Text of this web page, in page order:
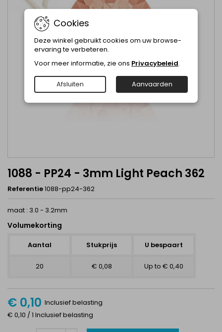
1088 - PP24 - 3mm Light Peach 362
Referentie1088-pp24-362
maat : 3.0 - 3.2mm
Volumekorting
Aantal Stukprijs U bespaart
20 € 0,08 Up to € 0,40
€ 0,10 Inclusief belasting
€ 0,10 / 1 Inclusief belasting
Cookies
Deze winkel gebruikt cookies om uw browse-
ervaring te verbeteren.
Voor meer informatie, zie ons Privacybeleid.
Afsluiten Aanvaarden